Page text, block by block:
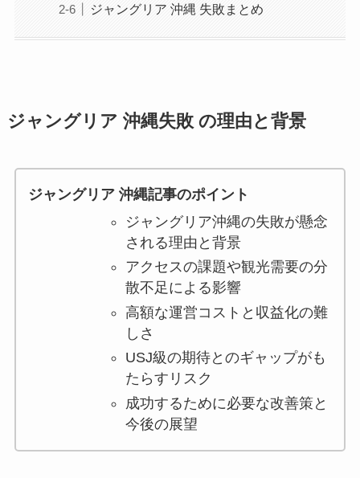
ジャングリア 沖縄 失敗まとめ
ジャングリア 沖縄失敗 の理由と背景
ジャングリア 沖縄記事のポイント
ジャングリア沖縄の失敗が懸念
される理由と背景
アクセスの課題や観光需要の分
散不足による影響
高額な運営コストと収益化の難
しさ
USJ級の期待とのギャップがも
たらすリスク
成功するために必要な改善策と
今後の展望